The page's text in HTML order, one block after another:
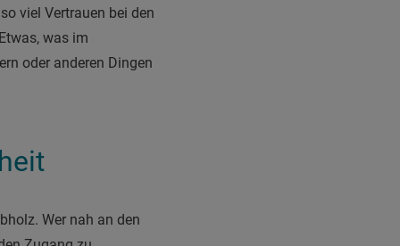
viel Vertrauen bei den
was im
oder anderen Dingen
Wer nah an den